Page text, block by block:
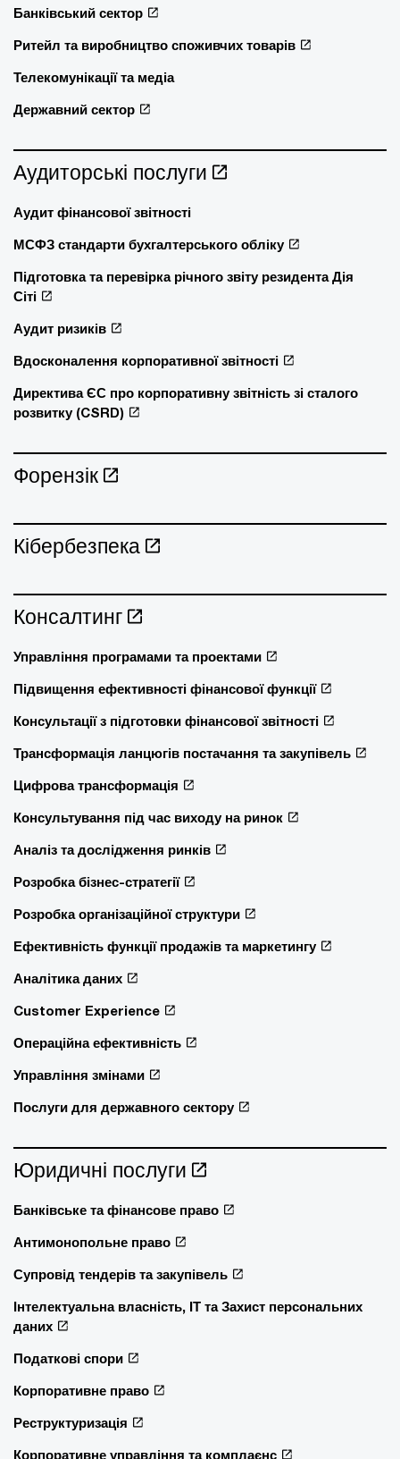
Банківський сектор
Ритейл та виробництво споживчих товарів
Телекомунікації та медіа
Державний сектор
Аудиторські послуги
Аудит фінансової звітності
МСФЗ стандарти бухгалтерського обліку
Підготовка та перевірка річного звіту резидента Дія
Сіті
Аудит ризиків
Вдосконалення корпоративної звітності
Директива ЄС про корпоративну звітність зі сталого
розвитку (CSRD)
Форензік
Кібербезпека
Консалтинг
Управління програмами та проектами
Підвищення ефективності фінансової функції
Консультації з підготовки фінансової звітності
Трансформація ланцюгів постачання та закупівель
Цифрова трансформація
Консультування під час виходу на ринок
Аналіз та дослідження ринків
Розробка бізнес-стратегії
Розробка організаційної структури
Ефективність функції продажів та маркетингу
Аналітика даних
Customer Experience
Операційна ефективність
Управління змінами
Послуги для державного сектору
Юридичні послуги
Банківське та фінансове право
Антимонопольне право
Супровід тендерів та закупівель
Інтелектуальна власність, ІТ та Захист персональних
даних
Податкові спори
Корпоративне право
Реструктуризація
Корпоративне управління та комплаєнс